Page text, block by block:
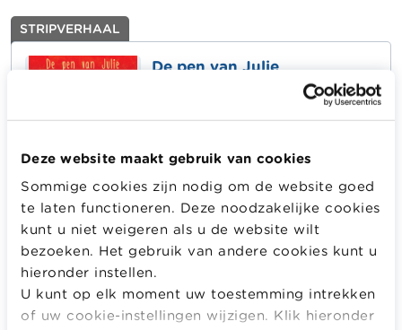
Deze website maakt gebruik van cookies
Sommige cookies zijn nodig om de website goed
te laten functioneren. Deze noodzakelijke cookies
kunt u niet weigeren als u de website wilt
bezoeken. Het gebruik van andere cookies kunt u
hieronder instellen.
U kunt op elk moment uw toestemming intrekken
of uw cookie-instellingen wijzigen. Klik hieronder
STRIPVERHAAL
De pen van Julie
Dit boekje is een realisatie in het kader van een
Europees project dat de strijd aangaat tegen
overmatige schuldenlast. Het boekje wil iedereen helpen
die professioneel of privé werkt rond
preventie, opleiding en informatie ter bevordering van
bewuste en verantwoorde consumenten in